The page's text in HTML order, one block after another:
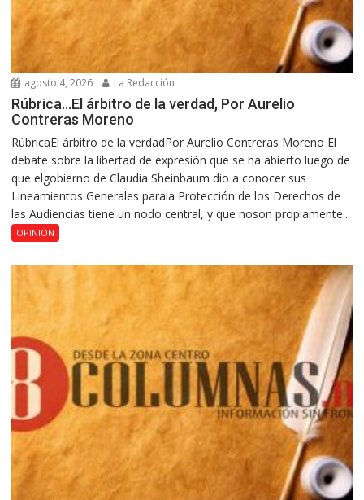
agosto 4, 2026 La Redacción
Rúbrica…El árbitro de la verdad, Por Aurelio
Contreras Moreno
RúbricaEl árbitro de la verdadPor Aurelio Contreras Moreno El
debate sobre la libertad de expresión que se ha abierto luego de
que elgobierno de Claudia Sheinbaum dio a conocer sus
Lineamientos Generales parala Protección de los Derechos de
las Audiencias tiene un nodo central, y que noson propiamente...
OPINIÓN